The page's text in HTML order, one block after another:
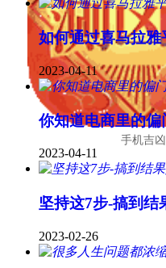
手机吉凶
如何通过喜马拉
2023-04-11
你知道电商里的偏
2023-04-11
坚持这7步-搞到结
2023-02-26